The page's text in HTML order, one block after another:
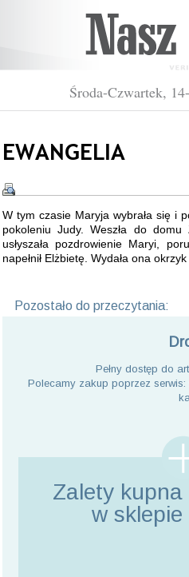
Środa-Czwartek,
EWANGELIA
W tym czasie Maryja wybrała się i
pokoleniu Judy. Weszła do
usłyszała pozdrowienie Maryi,
napełnił Elżbietę. Wydała ona
Pozostało do przeczytania:
Pełny dostęp do
Polecamy zakup poprzez
Zalety kupna
w sklepie